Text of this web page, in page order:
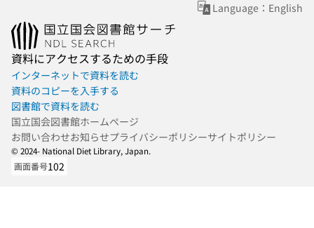
Language：English
資料にアクセスするための手段
インターネットで資料を読む
資料のコピーを入手する
図書館で資料を読む
国立国会図書館ホームページ
お問い合わせお知らせプライバシーポリシーサイトポリシー
© 2024- National Diet Library, Japan.
画面番号102